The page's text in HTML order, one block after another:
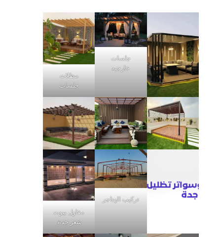
جلسات
خارجيه
مظلات
جلسات
تركيب الهناجر
مقاول بيوت
شعر جدة